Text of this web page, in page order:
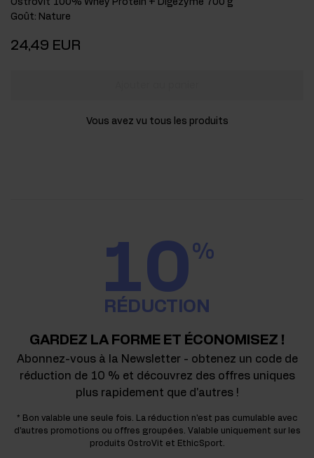
Goût: Nature
24,49 EUR
Vous avez vu tous les produits
10%
RÉDUCTION
GARDEZ LA FORME ET ÉCONOMISEZ !
Abonnez-vous à la Newsletter - obtenez un code de
réduction de 10 % et découvrez des offres uniques
plus rapidement que d'autres !
* Bon valable une seule fois. La réduction n'est pas cumulable avec
d'autres promotions ou offres groupées. Valable uniquement sur les
produits OstroVit et EthicSport.